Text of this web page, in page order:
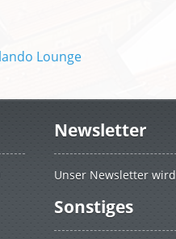
Newsletter
Unser Newsletter
Sonstiges